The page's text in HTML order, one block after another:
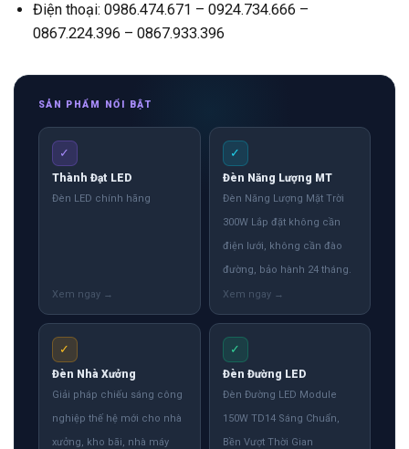
Điện thoại: 0986.474.671 – 0924.734.666 –
0867.224.396 – 0867.933.396
SẢN PHẨM NỔI BẬT
✓
Thành Đạt LED
Đèn LED chính hãng
✓
Đèn Năng Lượng MT
Đèn Năng Lượng Mặt Trời
300W Lắp đặt không cần
điện lưới, không cần đào
đường, bảo hành 24 tháng.
✓
Đèn Nhà Xưởng
Giải pháp chiếu sáng công
nghiệp thế hệ mới cho nhà
xưởng, kho bãi, nhà máy
✓
Đèn Đường LED
Đèn Đường LED Module
150W TD14 Sáng Chuẩn,
Bền Vượt Thời Gian